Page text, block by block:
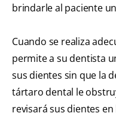
brindarle al paciente
Cuando se realiza
permite a su dentista
sus dientes sin que la
tártaro dental le
revisará sus dientes